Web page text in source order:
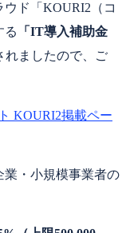
ド「KOURI2（コ
る
「IT導入補助金
れましたので、ご
KOURI2掲載ペー
業・小規模事業者の